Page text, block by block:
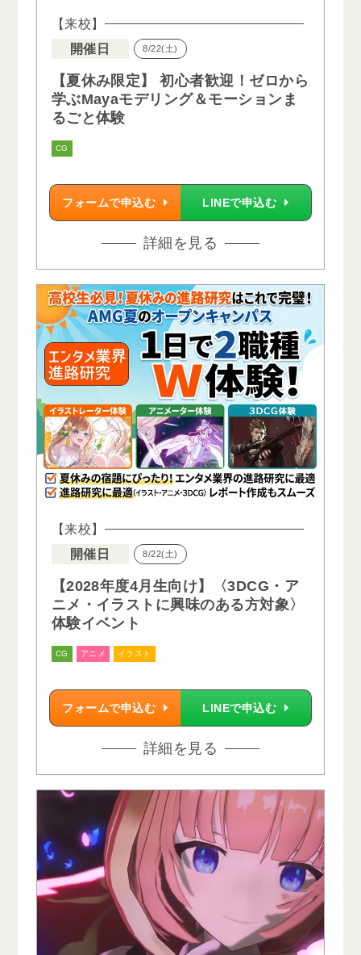
【来校】
開催日
8/22(土)
【夏休み限定】 初心者歓迎！ゼロから
学ぶMayaモデリング＆モーションま
るごと体験
CG
フォームで申込む LINEで申込む
詳細を見る
【来校】
開催日
8/22(土)
【2028年度4月生向け】〈3DCG・ア
ニメ・イラストに興味のある方対象〉
体験イベント
CG アニメ イラスト
フォームで申込む LINEで申込む
詳細を見る